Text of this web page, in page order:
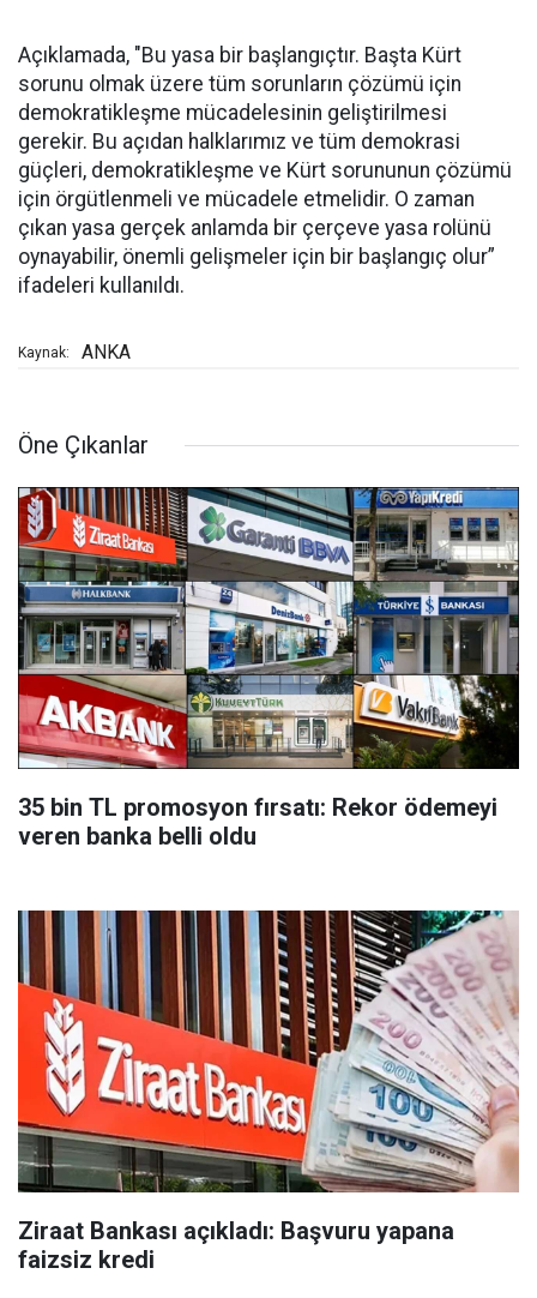
Açıklamada, "Bu yasa bir başlangıçtır. Başta Kürt
sorunu olmak üzere tüm sorunların çözümü için
demokratikleşme mücadelesinin geliştirilmesi
gerekir. Bu açıdan halklarımız ve tüm demokrasi
güçleri, demokratikleşme ve Kürt sorununun çözümü
için örgütlenmeli ve mücadele etmelidir. O zaman
çıkan yasa gerçek anlamda bir çerçeve yasa rolünü
oynayabilir, önemli gelişmeler için bir başlangıç olur”
ifadeleri kullanıldı.
Kaynak: ANKA
Öne Çıkanlar
35 bin TL promosyon fırsatı: Rekor ödemeyi
veren banka belli oldu
Ziraat Bankası açıkladı: Başvuru yapana
faizsiz kredi